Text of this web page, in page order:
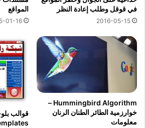
في قوقل وطلب إعادة النظر
2016-05-15
المواقع
01-16
Hummingbird Algorithm –
خوارزمية الطائر الطنان الرنان
معلومات